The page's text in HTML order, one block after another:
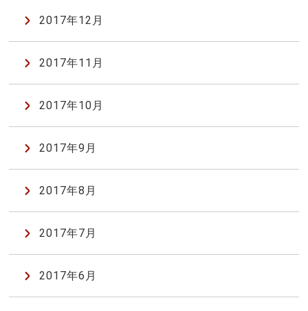
2017年12月
2017年11月
2017年10月
2017年9月
2017年8月
2017年7月
2017年6月